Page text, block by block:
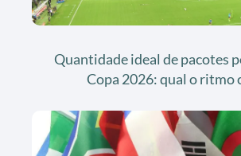
Quantidade ideal de pacotes
Copa 2026: qual o ritmo